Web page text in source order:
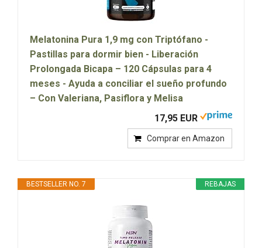
Melatonina Pura 1,9 mg con Triptófano -
Pastillas para dormir bien - Liberación
Prolongada Bicapa – 120 Cápsulas para 4
meses - Ayuda a conciliar el sueño profundo
– Con Valeriana, Pasiflora y Melisa
17,95 EUR
Comprar en Amazon
REBAJAS
BESTSELLER NO. 7